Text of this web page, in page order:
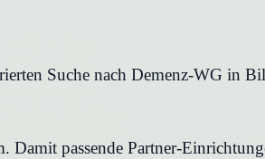
Suche nach Demenz-WG in
passende Partner-